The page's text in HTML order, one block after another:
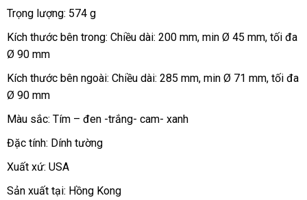
Trọng lượng: 574 g
Kích thước bên trong: Chiều dài: 200 mmTrung
, min Ø 45 mmlừa
, tối đa
Ø 90 mm
Kích thước bên ngoài: Chiều dài: 285 mmlấy
, min Ø 71 mmbáo
, tối đa
Ø 90 mm
Màu sắc: Tím – đen -trắng- cam- xanh
Đặc tính: Dính tường
Xuất xứ: USA
Sản xuất tại: Hồng Kong